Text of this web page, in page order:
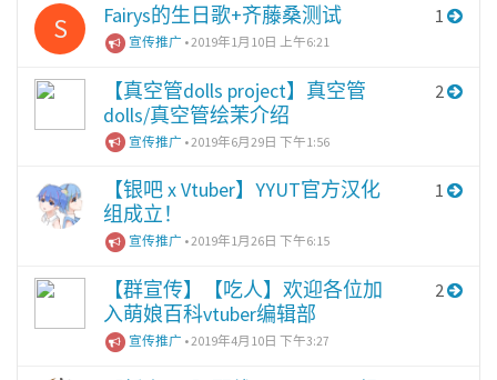
S Fairys的生日歌+齐藤桑测试
宣传推广 •2019年1月10日 上午6:21
1
【真空管dolls project】真空管
dolls/真空管绘茉介绍
宣传推广 •2019年6月29日 下午1:56
2
【银吧 x Vtuber】YYUT官方汉化
组成立！
宣传推广 •2019年1月26日 下午6:15
1
【群宣传】【吃人】欢迎各位加
入萌娘百科vtuber编辑部
宣传推广 •2019年4月10日 下午3:27
2